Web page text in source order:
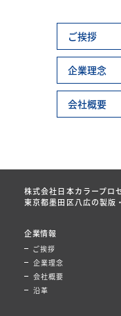
ご挨拶
企業理念
会社概要
株式会社日本カラープロ
東京都墨田区八広の製版
企業情報
ご挨拶
企業理念
会社概要
沿革